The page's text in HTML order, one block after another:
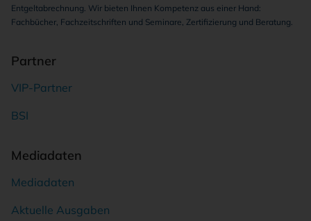
Entgeltabrechnung. Wir bieten Ihnen Kompetenz aus einer Hand:
Fachbücher, Fachzeitschriften und Seminare, Zertifizierung und Beratung.
Partner
VIP-Partner
BSI
Mediadaten
Mediadaten
Aktuelle Ausgaben